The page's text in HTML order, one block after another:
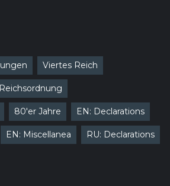
Viertes Reich
Reichsordnung
80'er Jahre EN: Declarations
EN: Miscellanea RU: Declarations